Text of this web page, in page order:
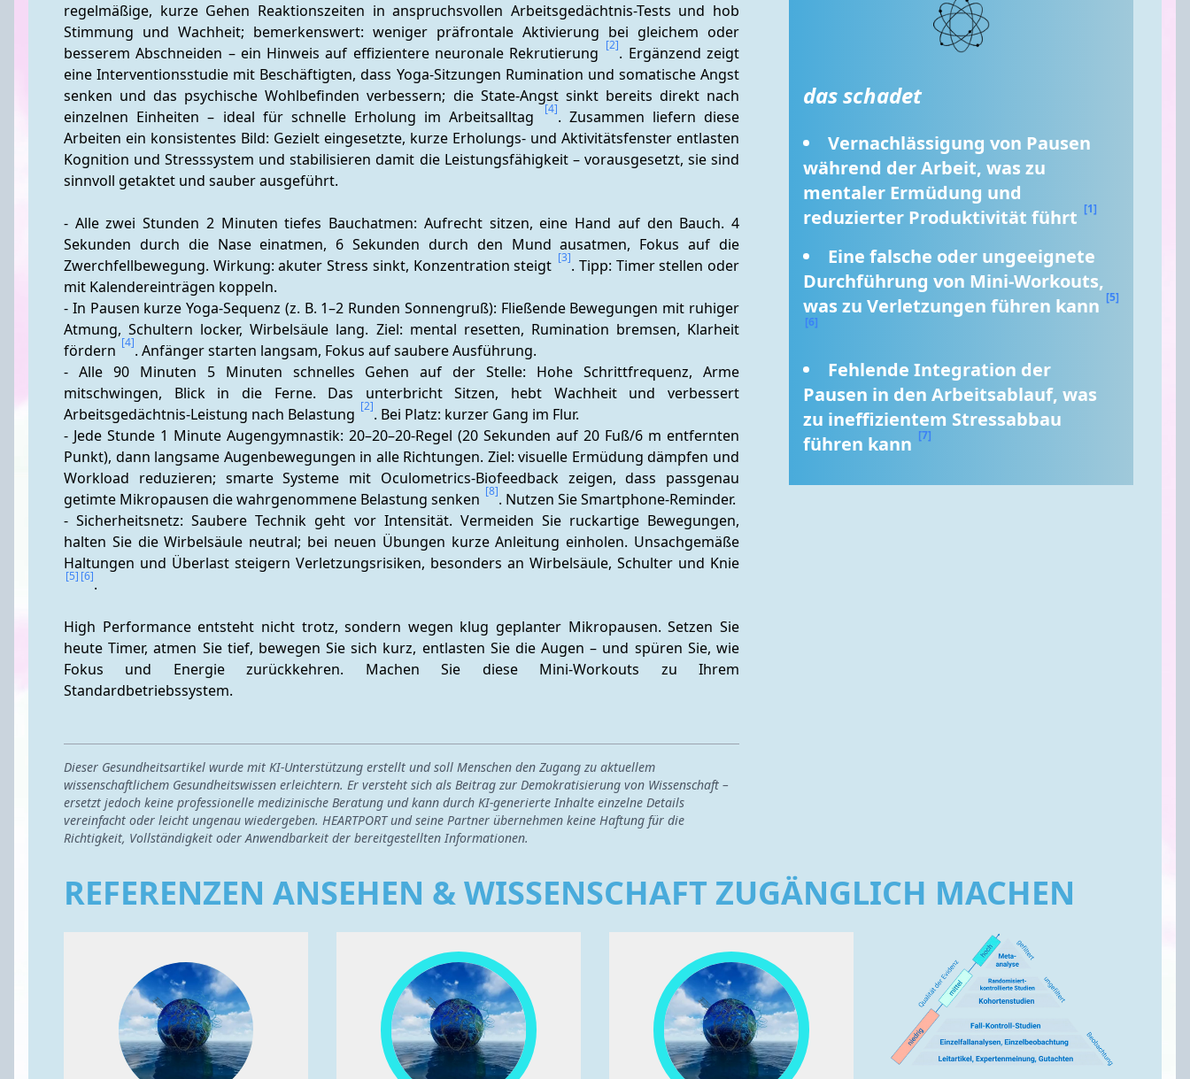
regelmäßige, kurze Gehen Reaktionszeiten in anspruchsvollen Arbeitsgedächtnis-Tests und hob
Stimmung und Wachheit; bemerkenswert: weniger präfrontale Aktivierung bei gleichem oder
besserem Abschneiden – ein Hinweis auf effizientere neuronale Rekrutierung [2]. Ergänzend zeigt
eine Interventionsstudie mit Beschäftigten, dass Yoga-Sitzungen Rumination und somatische Angst
senken und das psychische Wohlbefinden verbessern; die State-Angst sinkt bereits direkt nach
einzelnen Einheiten – ideal für schnelle Erholung im Arbeitsalltag
[4]. Zusammen liefern diese
Arbeiten ein konsistentes Bild: Gezielt eingesetzte, kurze Erholungs- und Aktivitätsfenster entlasten
Kognition und Stresssystem und stabilisieren damit die Leistungsfähigkeit – vorausgesetzt, sie sind
sinnvoll getaktet und sauber ausgeführt.
- Alle zwei Stunden 2 Minuten tiefes Bauchatmen: Aufrecht sitzen, eine Hand auf den Bauch. 4
Sekunden durch die Nase einatmen, 6 Sekunden durch den Mund ausatmen, Fokus auf die
Zwerchfellbewegung. Wirkung: akuter Stress sinkt, Konzentration steigt [3]. Tipp: Timer stellen oder
mit Kalendereinträgen koppeln.
- In Pausen kurze Yoga-Sequenz (z. B. 1–2 Runden Sonnengruß): Fließende Bewegungen mit ruhiger
Atmung, Schultern locker, Wirbelsäule lang. Ziel: mental resetten, Rumination bremsen, Klarheit
fördern [4]. Anfänger starten langsam, Fokus auf saubere Ausführung.
- Alle 90 Minuten 5 Minuten schnelles Gehen auf der Stelle: Hohe Schrittfrequenz, Arme
mitschwingen, Blick in die Ferne. Das unterbricht Sitzen, hebt Wachheit und verbessert
Arbeitsgedächtnis-Leistung nach Belastung [2]. Bei Platz: kurzer Gang im Flur.
- Jede Stunde 1 Minute Augengymnastik: 20–20–20-Regel (20 Sekunden auf 20 Fuß/6 m entfernten
Punkt), dann langsame Augenbewegungen in alle Richtungen. Ziel: visuelle Ermüdung dämpfen und
Workload reduzieren; smarte Systeme mit Oculometrics-Biofeedback zeigen, dass passgenau
getimte Mikropausen die wahrgenommene Belastung senken [8]. Nutzen Sie Smartphone-Reminder.
- Sicherheitsnetz: Saubere Technik geht vor Intensität. Vermeiden Sie ruckartige Bewegungen,
halten Sie die Wirbelsäule neutral; bei neuen Übungen kurze Anleitung einholen. Unsachgemäße
[5] [6].
High Performance entsteht nicht trotz, sondern wegen klug geplanter Mikropausen. Setzen Sie
heute Timer, atmen Sie tief, bewegen Sie sich kurz, entlasten Sie die Augen – und spüren Sie, wie
Fokus und Energie zurückkehren. Machen Sie diese Mini-Workouts zu Ihrem
Standardbetriebssystem.
Dieser Gesundheitsartikel wurde mit KI-Unterstützung erstellt und soll Menschen den Zugang zu aktuellem
wissenschaftlichem Gesundheitswissen erleichtern. Er versteht sich als Beitrag zur Demokratisierung von Wissenschaft –
ersetzt jedoch keine professionelle medizinische Beratung und kann durch KI-generierte Inhalte einzelne Details
vereinfacht oder leicht ungenau wiedergeben. HEARTPORT und seine Partner übernehmen keine Haftung für die
Richtigkeit, Vollständigkeit oder Anwendbarkeit der bereitgestellten Informationen.
das schadet
Vernachlässigung von Pausen
während der Arbeit, was zu
mentaler Ermüdung und
reduzierter Produktivität führt [1]
Eine falsche oder ungeeignete
Durchführung von Mini-Workouts,
was zu Verletzungen führen kann [5]
[6]
Fehlende Integration der
Pausen in den Arbeitsablauf, was
zu ineffizientem Stressabbau
führen kann [7]
REFERENZEN ANSEHEN & WISSENSCHAFT ZUGÄNGLICH MACHEN